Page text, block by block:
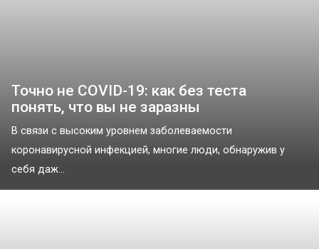
Точно не COVID-19: как без теста
понять, что вы не заразны
В связи с высоким уровнем заболеваемости
коронавирусной инфекцией, многие люди, обнаружив у
себя даж...